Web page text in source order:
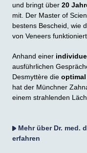
und bringt über 20
mit. Der Master of
bestens Bescheid, wie
von Veneers funktioniert.
Anhand einer
ausführlichen
Desmyttère die optimal
hat der Münchner
einem strahlenden
Mehr über Dr. med.
erfahren